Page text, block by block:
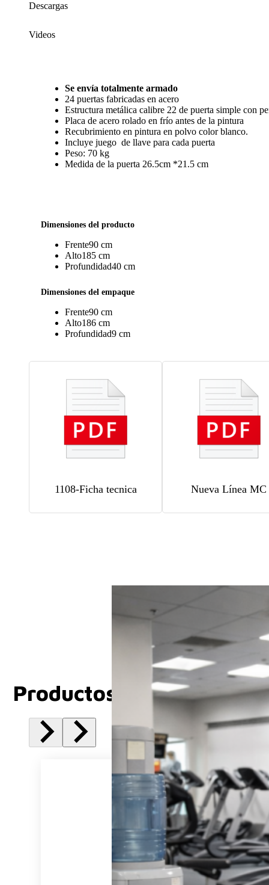
Descargas
Videos
Se envía totalmente armado
24 puertas fabricadas en acero
Estructura metálica calibre 22 de puerta simple con
Placa de acero rolado en frío antes de la pintura
Recubrimiento en pintura en polvo color blanco.
Incluye juego de llave para cada puerta
Peso: 70 kg
Medida de la puerta 26.5cm *21.5 cm
Dimensiones del producto
Frente90 cm
Alto185 cm
Profundidad40 cm
Dimensiones del empaque
Frente90 cm
Alto186 cm
Profundidad9 cm
1108-Ficha tecnica Nueva Línea MC
Productos Relacionados